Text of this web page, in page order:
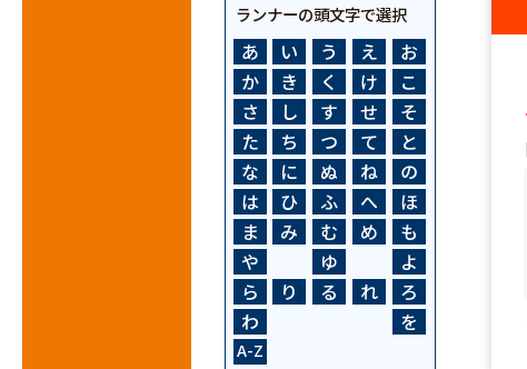
ランナーの頭文字で選択
あ い う え
お
か
き く け
こ
さ
し す せ
そ
た
ち つ て
と
な
に ぬ ね
の
は
ひ ふ へ
ほ
ま
み む め
も
や
ゆ
よ
ら
り る れ
ろ
わ
を
A-Z